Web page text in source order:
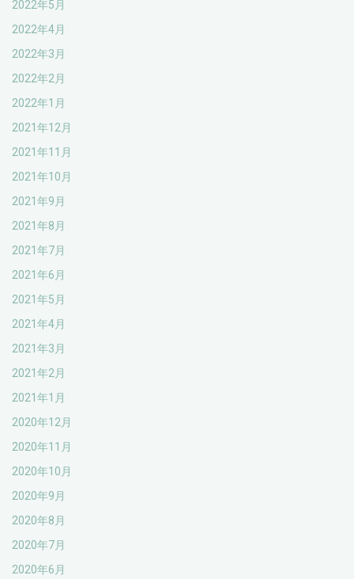
2022年5月
2022年4月
2022年3月
2022年2月
2022年1月
2021年12月
2021年11月
2021年10月
2021年9月
2021年8月
2021年7月
2021年6月
2021年5月
2021年4月
2021年3月
2021年2月
2021年1月
2020年12月
2020年11月
2020年10月
2020年9月
2020年8月
2020年7月
2020年6月